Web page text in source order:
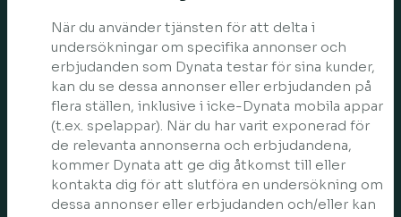
När du använder tjänsten för att delta i
undersökningar om specifika annonser och
erbjudanden som Dynata testar för sina kunder,
kan du se dessa annonser eller erbjudanden på
flera ställen, inklusive i icke-Dynata mobila appar
(t.ex. spelappar). När du har varit exponerad för
de relevanta annonserna och erbjudandena,
kommer Dynata att ge dig åtkomst till eller
kontakta dig för att slutföra en undersökning om
dessa annonser eller erbjudanden och/eller kan